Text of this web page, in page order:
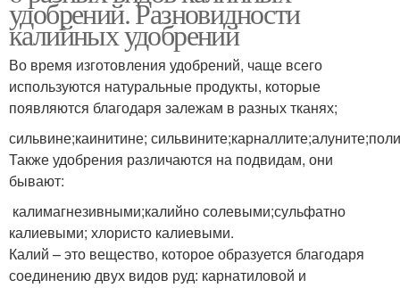
удобрений. Разновидности
калийных удобрений
Во время изготовления удобрений, чаще всего
используются натуральные продукты, которые
появляются благодаря залежам в разных тканях;
сильвине;каинитине;
Также удобрения различаются на подвидам, они
бывают:
калимагнезивными;калийно солевыми;сульфатно
калиевыми; хлористо калиевыми.
Калий – это вещество, которое образуется благодаря
соединению двух видов руд: карнатиловой и